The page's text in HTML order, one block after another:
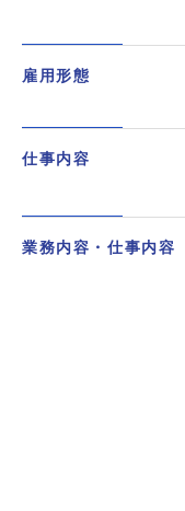
雇用形態
仕事内容
業務内容・仕事内容